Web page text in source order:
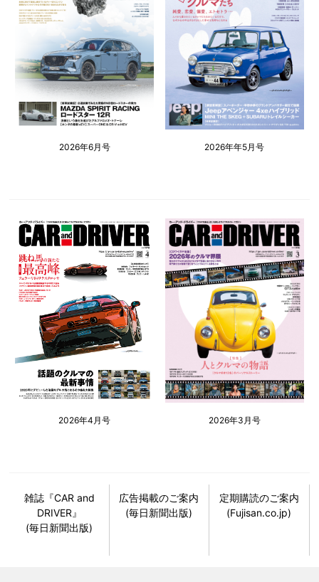
2026年6月号 2026年年5月号
2026年4月号 2026年3月号
雑誌『CAR and
DRIVER』
(毎日新聞出版)
広告掲載のご案内
(毎日新聞出版)
定期購読のご案内
(Fujisan.co.jp)